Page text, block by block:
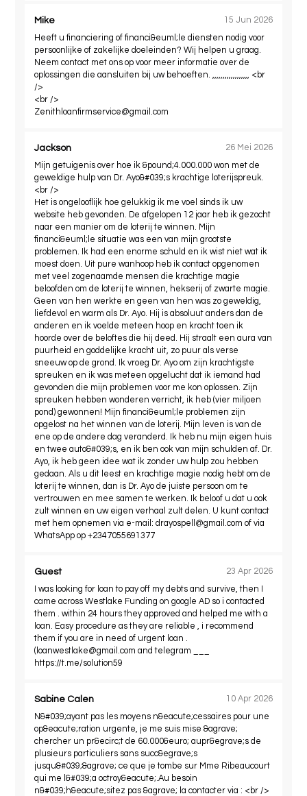
Mike
15 Jun 2026
Heeft u financiering of financi&euml;le diensten nodig voor
persoonlijke of zakelijke doeleinden? Wij helpen u graag.
Neem contact met ons op voor meer informatie over de
oplossingen die aansluiten bij uw behoeften. ,,,,,,,,,,,,,,,,,, <br
/>
<br />
Zenithloanfirmservice@gmail.com
Jackson
26 Mei 2026
Mijn getuigenis over hoe ik &pound;4.000.000 won met de
geweldige hulp van Dr. Ayo&#039;s krachtige loterijspreuk.
<br />
Het is ongelooflijk hoe gelukkig ik me voel sinds ik uw
website heb gevonden. De afgelopen 12 jaar heb ik gezocht
naar een manier om de loterij te winnen. Mijn
financi&euml;le situatie was een van mijn grootste
problemen. Ik had een enorme schuld en ik wist niet wat ik
moest doen. Uit pure wanhoop heb ik contact opgenomen
met veel zogenaamde mensen die krachtige magie
beloofden om de loterij te winnen, hekserij of zwarte magie.
Geen van hen werkte en geen van hen was zo geweldig,
liefdevol en warm als Dr. Ayo. Hij is absoluut anders dan de
anderen en ik voelde meteen hoop en kracht toen ik
hoorde over de beloftes die hij deed. Hij straalt een aura van
puurheid en goddelijke kracht uit, zo puur als verse
sneeuw op de grond. Ik vroeg Dr. Ayo om zijn krachtigste
spreuken en ik was meteen opgelucht dat ik iemand had
gevonden die mijn problemen voor me kon oplossen. Zijn
spreuken hebben wonderen verricht, ik heb (vier miljoen
pond) gewonnen! Mijn financi&euml;le problemen zijn
opgelost na het winnen van de loterij. Mijn leven is van de
ene op de andere dag veranderd. Ik heb nu mijn eigen huis
en twee auto&#039;s, en ik ben ook van mijn schulden af. Dr.
Ayo, ik heb geen idee wat ik zonder uw hulp zou hebben
gedaan. Als u dit leest en krachtige magie nodig hebt om de
loterij te winnen, dan is Dr. Ayo de juiste persoon om te
vertrouwen en mee samen te werken. Ik beloof u dat u ook
zult winnen en uw eigen verhaal zult delen. U kunt contact
met hem opnemen via e-mail:drayospell@gmail.com of via
WhatsApp op +2347055691377
Guest
23 Apr 2026
I was looking for loan to pay off my debts and survive, then I
came across Westlake Funding on google AD so i contacted
them . within 24 hours they approved and helped me with a
loan. Easy procedure as they are reliable , i recommend
them if you are in need of urgent loan .
( loanwestlake@gmail.com and telegram ___
https://t.me/solution59
Sabine Calen
10 Apr 2026
N&#039;ayant pas les moyens n&eacute;cessaires pour une
op&eacute;ration urgente, je me suis mise &agrave;
chercher un pr&ecirc;t de 60.000&euro; aupr&egrave;s de
plusieurs particuliers sans succ&egrave;s
jusqu&#039;&agrave; ce que je tombe sur Mme Ribeaucourt
qui me l&#039;a octroy&eacute;.Au besoin
n&#039;h&eacute;sitez pas &agrave; la contacter via : <br />